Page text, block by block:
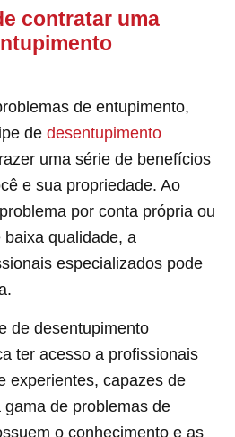
contratar uma
de entupimento,
de desentupimento
uma série de benefícios
e sua propriedade. Ao
por conta própria ou
qualidade, a
especializados pode
de desentupimento
ter acesso a profissionais
experientes, capazes de
gama de problemas de
o conhecimento e as